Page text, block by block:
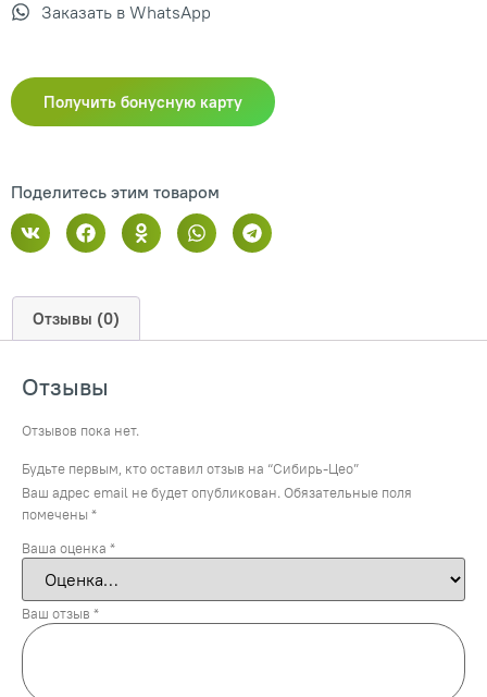
Заказать в WhatsApp
Получить бонусную карту
Поделитесь этим товаром
Отзывы (0)
Отзывы
Отзывов пока нет.
Будьте первым, кто оставил отзыв на “Сибирь-Цео”
Ваш адрес email не будет опубликован. Обязательные поля
помечены *
Ваша оценка *
Ваш отзыв *